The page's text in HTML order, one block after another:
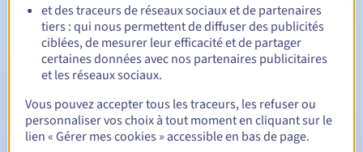
Notifications automatiques :
Emails d'avertissement :60, 30, 15, 7 et 3 jours avant la
date d'échéance
E-mail le jour de l'expirationpour notification de la
suspension du nom de domaine
et des traceurs de réseaux sociaux et de partenaires
tiers : qui nous permettent de diffuser des publicités
ciblées, de mesurer leur efficacité et de partager
certaines données avec nos partenaires publicitaires
et les réseaux sociaux.
Vous pouvez accepter tous les traceurs, les refuser ou
personnaliser vos choix à tout moment en cliquant sur le
lien « Gérer mes cookies » accessible en bas de page.